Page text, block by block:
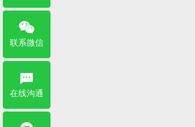
联系微信
在线沟通